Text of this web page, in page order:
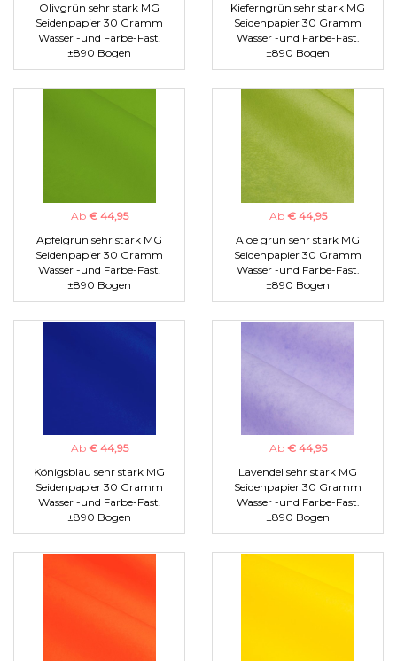
Olivgrün sehr stark MG
Seidenpapier 30 Gramm
Wasser -und Farbe-Fast.
±890 Bogen
Kieferngrün sehr stark MG
Seidenpapier 30 Gramm
Wasser -und Farbe-Fast.
±890 Bogen
Ab € 44,95
Apfelgrün sehr stark MG
Seidenpapier 30 Gramm
Wasser -und Farbe-Fast.
±890 Bogen
Ab € 44,95
Aloe grün sehr stark MG
Seidenpapier 30 Gramm
Wasser -und Farbe-Fast.
±890 Bogen
Ab € 44,95
Königsblau sehr stark MG
Seidenpapier 30 Gramm
Wasser -und Farbe-Fast.
±890 Bogen
Ab € 44,95
Lavendel sehr stark MG
Seidenpapier 30 Gramm
Wasser -und Farbe-Fast.
±890 Bogen